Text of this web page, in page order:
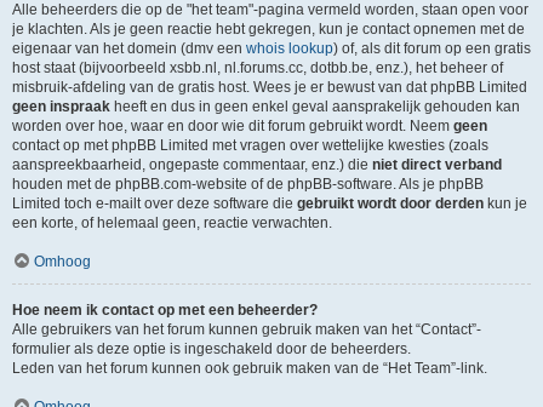
Alle beheerders die op de "het team"-pagina vermeld worden, staan open voor
je klachten. Als je geen reactie hebt gekregen, kun je contact opnemen met de
eigenaar van het domein (dmv een whois lookup) of, als dit forum op een gratis
host staat (bijvoorbeeld xsbb.nl, nl.forums.cc, dotbb.be, enz.), het beheer of
misbruik-afdeling van de gratis host. Wees je er bewust van dat phpBB Limited
geen inspraak heeft en dus in geen enkel geval aansprakelijk gehouden kan
worden over hoe, waar en door wie dit forum gebruikt wordt. Neem geen
contact op met phpBB Limited met vragen over wettelijke kwesties (zoals
aanspreekbaarheid, ongepaste commentaar, enz.) die niet direct verband
houden met de phpBB.com-website of de phpBB-software. Als je phpBB
Limited toch e-mailt over deze software die gebruikt wordt door derden kun je
een korte, of helemaal geen, reactie verwachten.
Omhoog
Hoe neem ik contact op met een beheerder?
Alle gebruikers van het forum kunnen gebruik maken van het “Contact”-
formulier als deze optie is ingeschakeld door de beheerders.
Leden van het forum kunnen ook gebruik maken van de “Het Team”-link.